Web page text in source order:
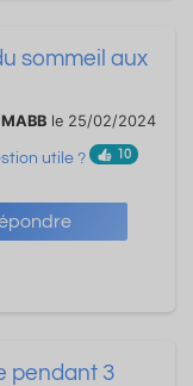
sommeil aux
MABB le 25/02/2024
utile ? 10
pendant 3